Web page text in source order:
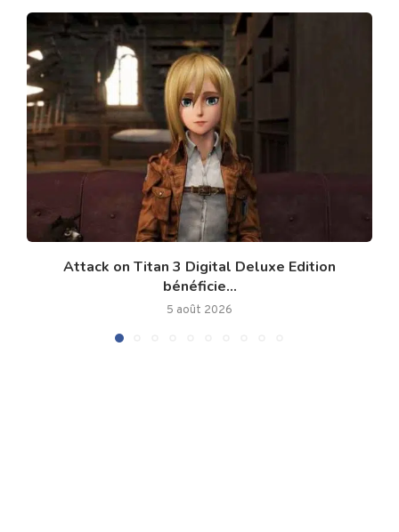
Attack on Titan 3 Digital Deluxe Edition
bénéficie...
5 août 2026